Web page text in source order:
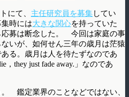
にて、 主任研究員を募集してい
時には大きな関心を持っていた
応募は断念した。 今回は家庭の事
いが、如何せん三年の歳月は茫猿
る。歳月は人を待たずなのであ
，they just fade away.」なのであ
鑑定業界のことなどではない、